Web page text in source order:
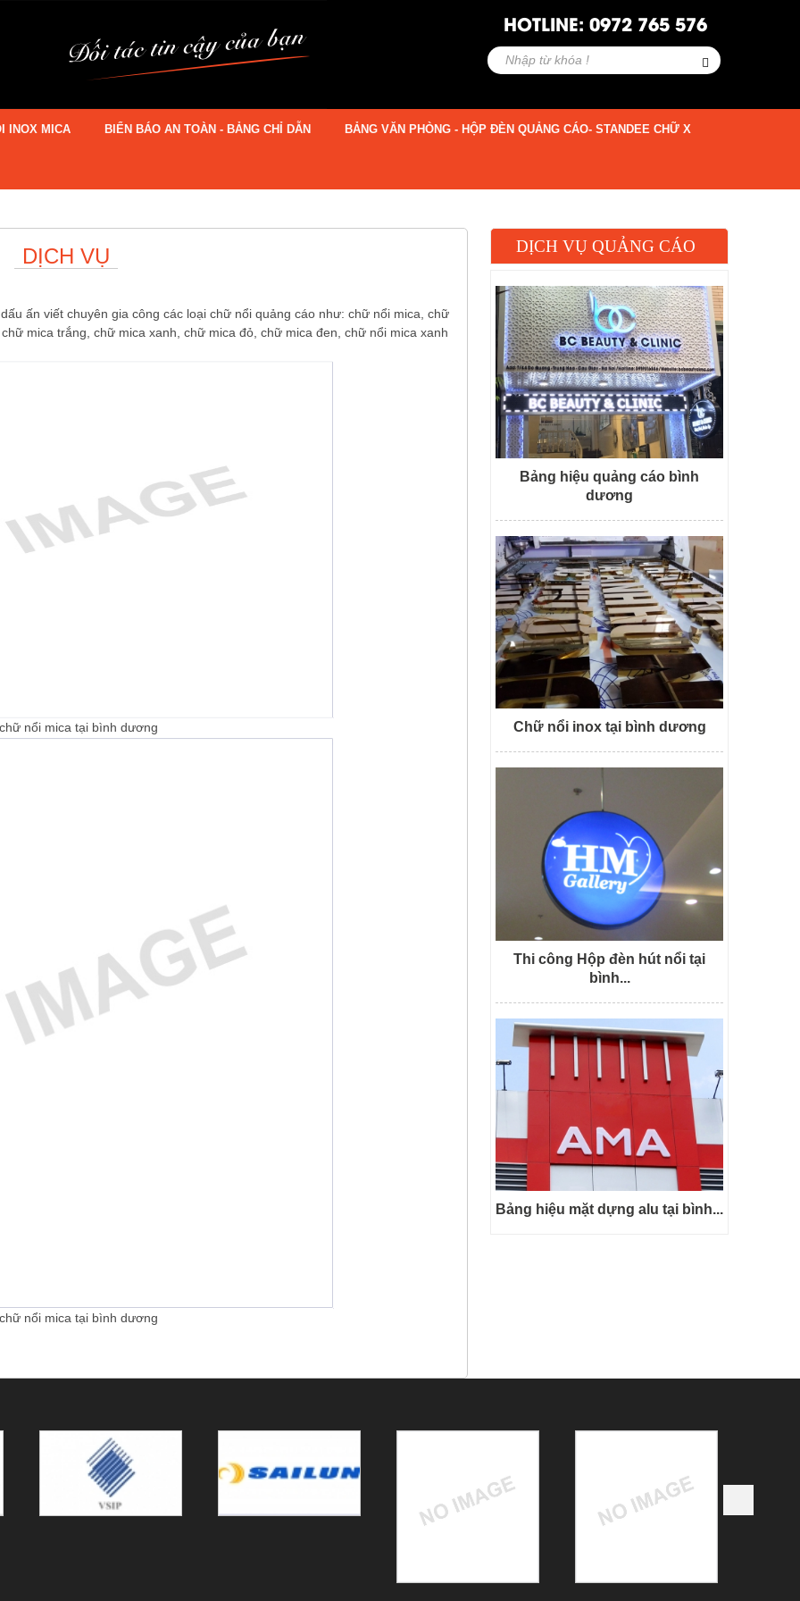
HOTLINE: 0972 765 576
INOX MICA BIỂN BÁO AN TOÀN - BẢNG CHỈ DẪN BẢNG VĂN PHÒNG - HỘP ĐÈN QUẢNG CÁO- STANDEE CHỮ X
DỊCH VỤ
ấn viết chuyên gia công các loại chữ nổi quảng cáo như: chữ nổi mica, chữ
mica trắng, chữ mica xanh, chữ mica đỏ, chữ mica đen, chữ nổi mica xanh
nổi mica tại bình dương
nổi mica tại bình dương
DỊCH VỤ QUẢNG CÁO
Bảng hiệu quảng cáo bình
dương
Chữ nổi inox tại bình dương
Thi công Hộp đèn hút nổi tại
bình...
Bảng hiệu mặt dựng alu tại bình...
next